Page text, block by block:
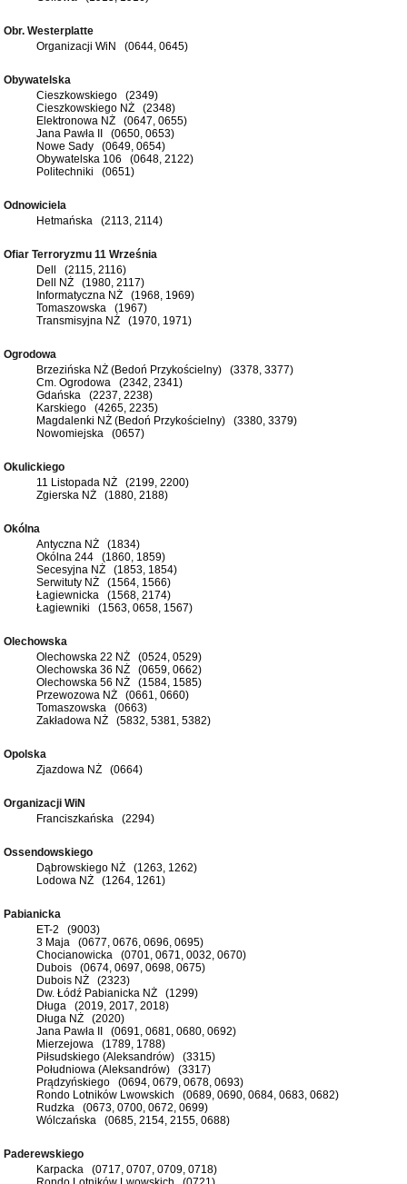
Obr. Westerplatte
Organizacji WiN (0644, 0645)
Obywatelska
Cieszkowskiego (2349)
Cieszkowskiego NŻ (2348)
Elektronowa NŻ (0647, 0655)
Jana Pawła II (0650, 0653)
Nowe Sady (0649, 0654)
Obywatelska 106 (0648, 2122)
Politechniki (0651)
Odnowiciela
Hetmańska (2113, 2114)
Ofiar Terroryzmu 11 Września
Dell (2115, 2116)
Dell NŻ (1980, 2117)
Informatyczna NŻ (1968, 1969)
Tomaszowska (1967)
Transmisyjna NŻ (1970, 1971)
Ogrodowa
Brzezińska NŻ (Bedoń Przykościelny) (3378, 3377)
Cm. Ogrodowa (2342, 2341)
Gdańska (2237, 2238)
Karskiego (4265, 2235)
Magdalenki NŻ (Bedoń Przykościelny) (3380, 3379)
Nowomiejska (0657)
Okulickiego
11 Listopada NŻ (2199, 2200)
Zgierska NŻ (1880, 2188)
Okólna
Antyczna NŻ (1834)
Okólna 244 (1860, 1859)
Secesyjna NŻ (1853, 1854)
Serwituty NŻ (1564, 1566)
Łagiewnicka (1568, 2174)
Łagiewniki (1563, 0658, 1567)
Olechowska
Olechowska 22 NŻ (0524, 0529)
Olechowska 36 NŻ (0659, 0662)
Olechowska 56 NŻ (1584, 1585)
Przewozowa NŻ (0661, 0660)
Tomaszowska (0663)
Zakładowa NŻ (5832, 5381, 5382)
Opolska
Zjazdowa NŻ (0664)
Organizacji WiN
Franciszkańska (2294)
Ossendowskiego
Dąbrowskiego NŻ (1263, 1262)
Lodowa NŻ (1264, 1261)
Pabianicka
ET-2 (9003)
3 Maja (0677, 0676, 0696, 0695)
Chocianowicka (0701, 0671, 0032, 0670)
Dubois (0674, 0697, 0698, 0675)
Dubois NŻ (2323)
Dw. Łódź Pabianicka NŻ (1299)
Długa (2019, 2017, 2018)
Długa NŻ (2020)
Jana Pawła II (0691, 0681, 0680, 0692)
Mierzejowa (1789, 1788)
Piłsudskiego (Aleksandrów) (3315)
Południowa (Aleksandrów) (3317)
Prądzyńskiego (0694, 0679, 0678, 0693)
Rondo Lotników Lwowskich (0689, 0690, 0684, 0683, 0682)
Rudzka (0673, 0700, 0672, 0699)
Wólczańska (0685, 2154, 2155, 0688)
Paderewskiego
Karpacka (0717, 0707, 0709, 0718)